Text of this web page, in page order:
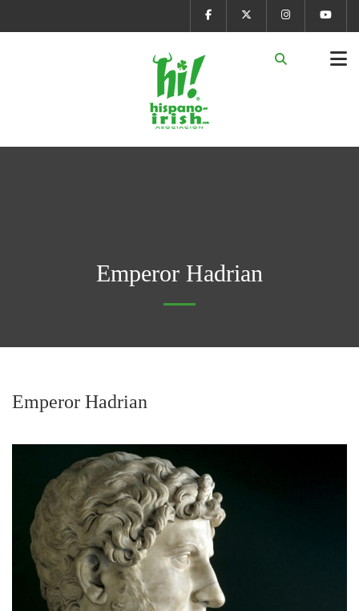
Emperor Hadrian
Emperor Hadrian